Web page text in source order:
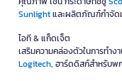
Sunlightและผลิตภัณฑ์กำจัด
ไอที & แก็ดเจ็ต
เสริมความคล่องตัวในการทำง
Logitech, ฮาร์ดดิสก์สำหรับพ